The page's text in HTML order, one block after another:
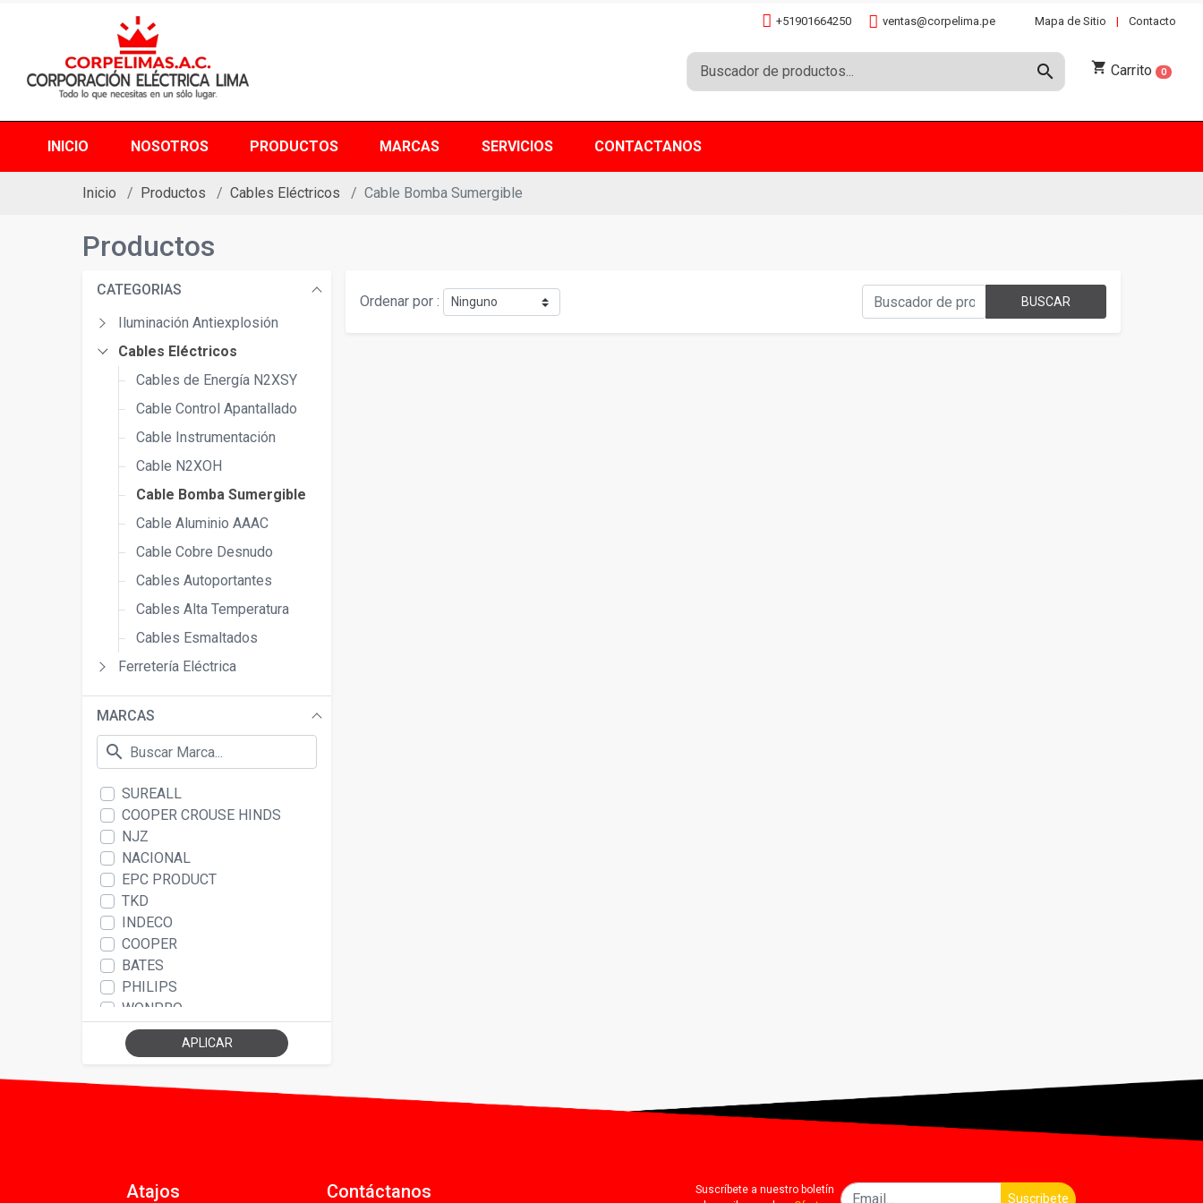
+51901664250 ventas@corpelima.pe Mapa de Sitio | Contacto
search shopping_cart Carrito 0
INICIO NOSOTROS PRODUCTOS MARCAS SERVICIOS CONTACTANOS
Inicio Productos Cables Eléctricos Cable Bomba Sumergible
Productos
CATEGORIAS
Iluminación Antiexplosión
Cables Eléctricos
Cables de Energía N2XSY
Cable Control Apantallado
Cable Instrumentación
Cable N2XOH
Cable Bomba Sumergible
Cable Aluminio AAAC
Cable Cobre Desnudo
Cables Autoportantes
Cables Alta Temperatura
Cables Esmaltados
Ferretería Eléctrica
MARCAS
search
SUREALL
COOPER CROUSE HINDS
NJZ
NACIONAL
EPC PRODUCT
TKD
INDECO
COOPER
BATES
PHILIPS
WONPRO
BEISIT
YASHIPS
NAVIA BOX
ALEX
APLICAR
Ordenar por : BUSCAR
Atajos Contáctanos
Suscríbete a nuestro boletín
Suscribete